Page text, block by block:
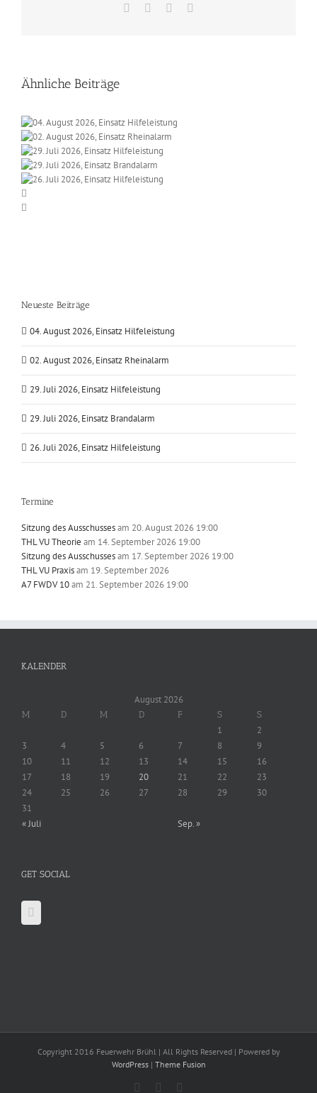
Facebook
Ähnliche Beiträge
Neueste Beiträge
04. August 2026, Einsatz Hilfeleistung
02. August 2026, Einsatz Rheinalarm
29. Juli 2026, Einsatz Hilfeleistung
29. Juli 2026, Einsatz Brandalarm
26. Juli 2026, Einsatz Hilfeleistung
Termine
Sitzung des Ausschussesam 20. August 2026 19:00
THL VU Theorie am 14. September 2026 19:00
Sitzung des Ausschussesam 17. September 2026 19:00
THL VU Praxisam 19. September 2026
A7 FWDV 10am 21. September 2026 19:00
KALENDER
August 2026
M D M D F S S
1
2
3
4 5 6 7 8
9
10
11 12 13 14 15
16
17
18 19 20 21 22
23
24
25 26 27 28 29
30
31
« Juli
Sep. »
GET SOCIAL
Copyright 2016 Feuerwehr Brühl | All Rights Reserved | Powered by
WordPress| Theme Fusion
Facebook